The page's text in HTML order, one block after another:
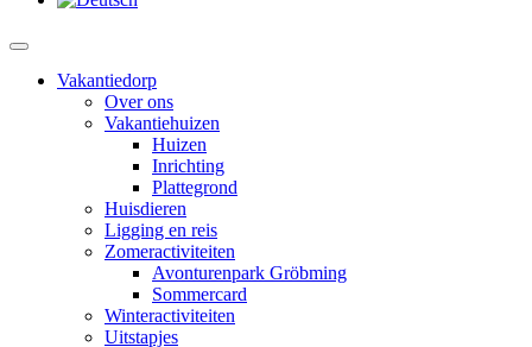
Vakantiedorp
Over ons
Vakantiehuizen
Huizen
Inrichting
Plattegrond
Huisdieren
Ligging en reis
Zomeractiviteiten
Avonturenpark Gröbming
Sommercard
Winteractiviteiten
Uitstapjes